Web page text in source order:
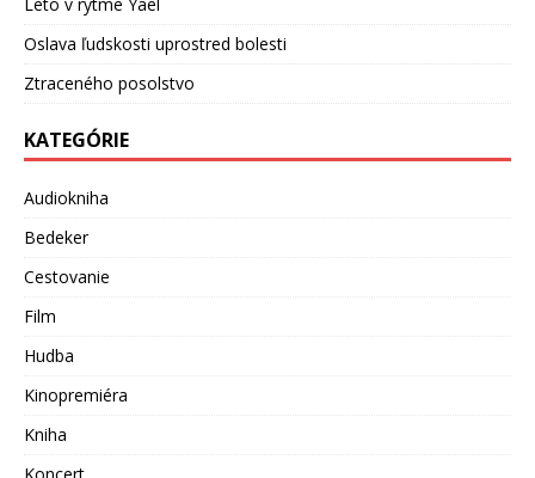
Oslava ľudskosti uprostred bolesti
Ztraceného posolstvo
KATEGÓRIE
Audiokniha
Bedeker
Cestovanie
Film
Hudba
Kinopremiéra
Kniha
Koncert